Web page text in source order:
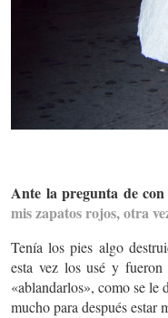
Ante la pregunta de
mis zapatos rojos, otra
Tenía los pies algo
esta vez los usé y
«ablandarlos», como se le
mucho para después estar